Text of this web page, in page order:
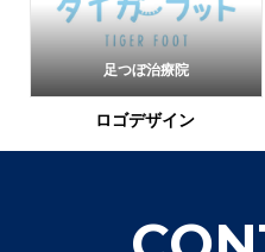
足つぼ治療院
ロゴデザイン